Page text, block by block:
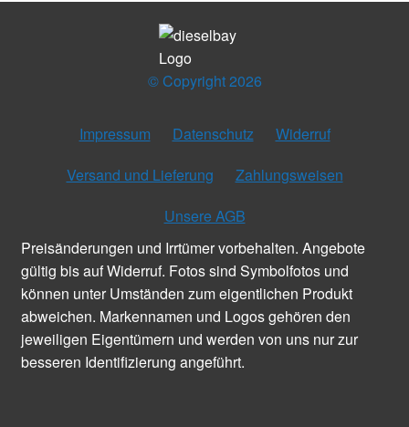
© Copyright 2026
Impressum Datenschutz
Widerruf
Versand und Lieferung
Zahlungsweisen
Unsere AGB
Preisänderungen und Irrtümer vorbehalten. Angebote
gültig bis auf Widerruf. Fotos sind Symbolfotos und
können unter Umständen zum eigentlichen Produkt
abweichen. Markennamen und Logos gehören den
jeweiligen Eigentümern und werden von uns nur zur
besseren Identifizierung angeführt.